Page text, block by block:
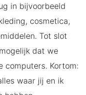
in bijvoorbeeld
cosmetica,
Tot slot
dat we
computers. Kortom:
waar jij en ik